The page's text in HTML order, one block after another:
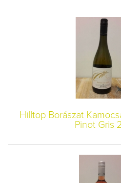
Hilltop Borászat
Pinot Gris